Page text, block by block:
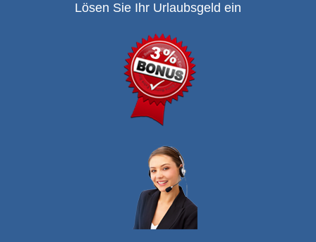
Lösen Sie Ihr Urlaubsgeld ein